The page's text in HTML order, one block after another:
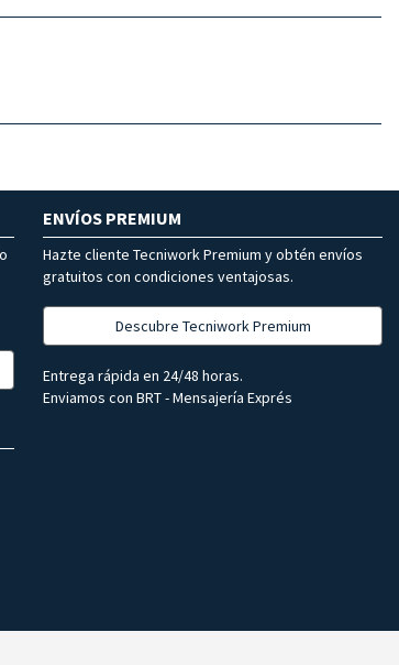
ENVÍOS PREMIUM
Hazte cliente Tecniwork Premium y obtén envíos
gratuitos con condiciones ventajosas.
Descubre Tecniwork Premium
Entrega rápida en 24/48 horas.
Enviamos con BRT - Mensajería Exprés